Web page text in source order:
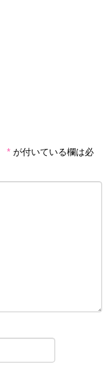
* が付いている欄は必